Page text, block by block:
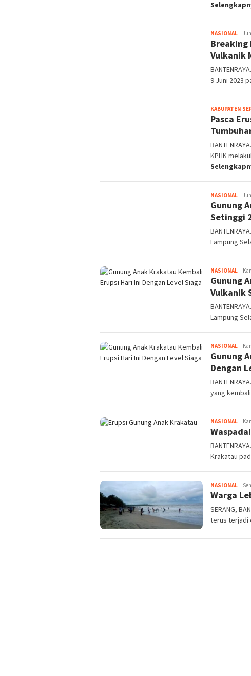
NASIONAL
Breaking
Vulkanik
9 Juni 2023
KABUPATEN
Pasca
KPHK
NASIONAL
Gunung
Setinggi
Lampung
NASIONAL
Gunung
Vulkanik
Lampung
NASIONAL
Gunung
Dengan
yang
NASIONAL
Reza
Krakatau
NASIONAL
Warga
SERANG,
terus terjadi